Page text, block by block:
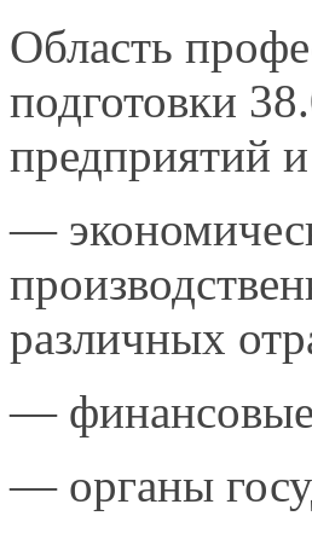
Область
подготовки
предприятий
—
различных
—
— органы